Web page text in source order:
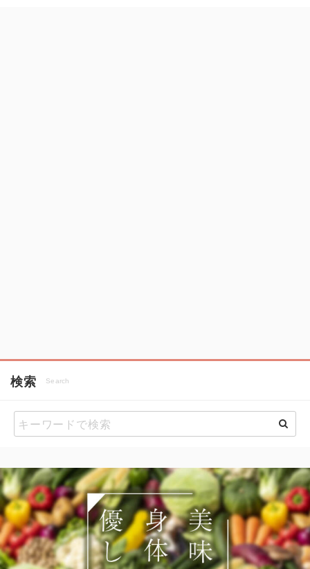
検索 Search